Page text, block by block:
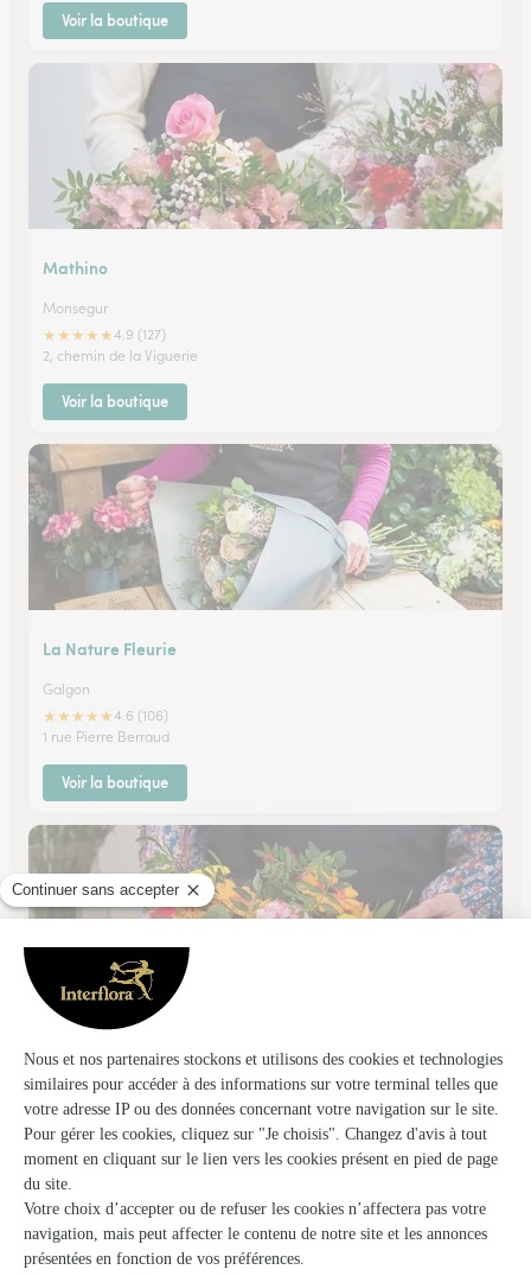
Voir la boutique
Mathino
Monsegur
★★★★★4.9 (127)
2, chemin de la Viguerie
Voir la boutique
La Nature Fleurie
Galgon
★★★★★4.6 (106)
1 rue Pierre Berraud
Voir la boutique
Aux Fleurs de Sainte Foy
Sainte Foy la Grande
★
19 rue de la République
Voir la boutique